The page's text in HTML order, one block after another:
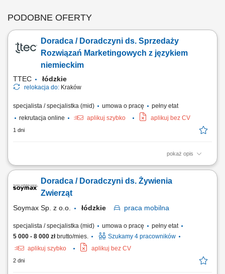
PODOBNE OFERTY
Doradca / Doradczyni ds. Sprzedaży
Rozwiązań Marketingowych z językiem
niemieckim
TTEC łódzkie
relokacja do: Kraków
specjalista / specjalistka (mid) umowa o pracę
pełny etat
rekrutacja online
aplikuj szybko aplikuj bez CV
1 dni
pokaż opis
Opis stanowiska prowadzenie konsultacji z klientami i rozwijanie
zwiększających skuteczność kampanii reklamowych, analizowanie
wyników marketingowych oraz proponowanie nowych możliwości
Doradca / Doradczyni ds. Żywienia
Zwierząt
Soymax Sp. z o.o. łódzkie praca mobilna
specjalista / specjalistka (mid) umowa o pracę
pełny etat
5 000 - 8 000 złbrutto/mies.
Szukamy 4 pracowników
aplikuj szybko
aplikuj bez CV
2 dni